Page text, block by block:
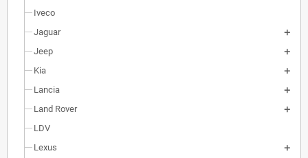
Iveco
Jaguar
Jeep
Kia
Lancia
Land Rover
LDV
Lexus